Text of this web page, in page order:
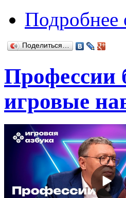
Подробнее
Поделиться…
Профессии
игровые